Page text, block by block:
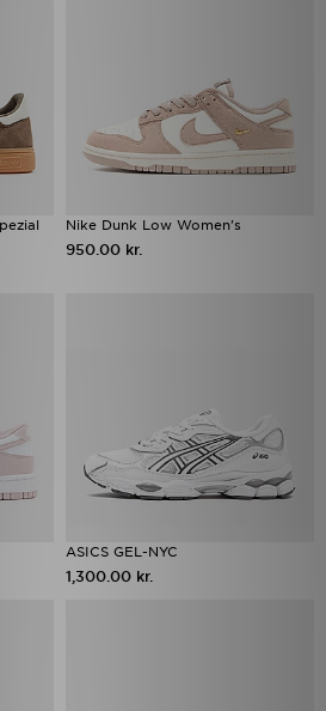
Nike Dunk Low Women's
950.00 kr.
ASICS GEL-NYC
1,300.00 kr.